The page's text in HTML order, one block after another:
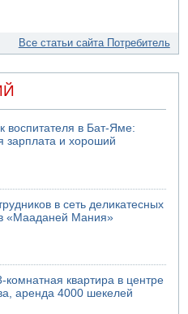
Все статьи сайта Потребитель
воспитателя в Бат-Яме:
зарплата и хороший
в сеть деликатесных
«Мааданей Мания»
комнатная квартира в центре
аренда 4000 шекелей